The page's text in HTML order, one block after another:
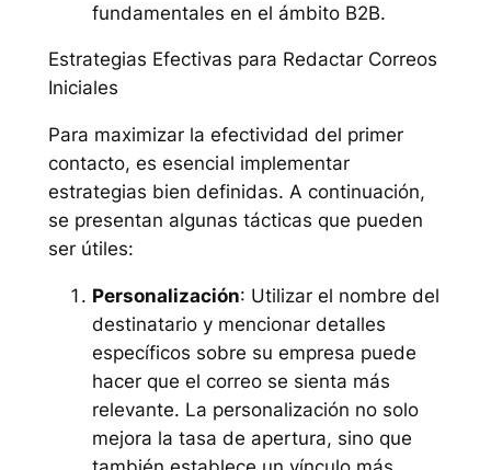
fundamentales en el ámbito B2B.
Estrategias Efectivas para Redactar Correos
Iniciales
Para maximizar la efectividad del primer
contacto, es esencial implementar
estrategias bien definidas. A continuación,
se presentan algunas tácticas que pueden
ser útiles:
Personalización: Utilizar el nombre del
destinatario y mencionar detalles
específicos sobre su empresa puede
hacer que el correo se sienta más
relevante. La personalización no solo
mejora la tasa de apertura, sino que